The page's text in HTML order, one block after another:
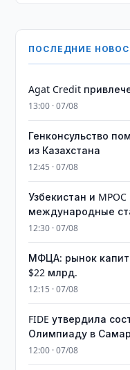
ПОСЛЕДНИЕ
Agat Credit
13:00 · 07/08
Генконсульство
из Казахстана
12:45 · 07/08
Узбекистан и
международные
12:30 · 07/08
МФЦА: рынок
$22 млрд.
12:15 · 07/08
FIDE утвердила
Олимпиаду в
12:00 · 07/08